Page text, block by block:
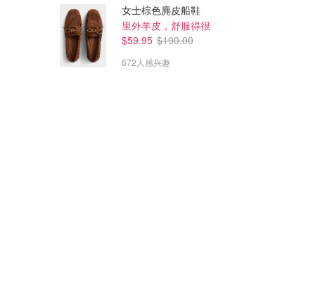
女士棕色麂皮船鞋
里外羊皮，舒服得很
$59.95 $190.00
672人感兴趣